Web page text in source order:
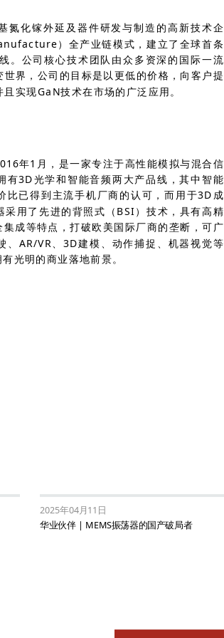
氮化镓外延及器件研发与制造的高新技术企
）全产业链模式，建立了全球首条
。公司核心技术团队由众多资深的国际一流
界，公司的目标是以更低的价格，向客户提
实现GaN技术在市场的广泛应用。
年1月，是一家专注于高性能模拟与混合信
有3D光学和智能音频两大产品线，其中智能
比已得到主流手机厂商的认可，而用于3D成
用了先进的背照式（BSI）技术，具有高精
成等特点，打破欧美国际厂商的垄断，可广
、AR/VR、3D建模、动作捕捉、机器视觉等
光明的商业落地前景。
2025年04月11日
华业伙伴 | MEMS振荡器的国产破局者